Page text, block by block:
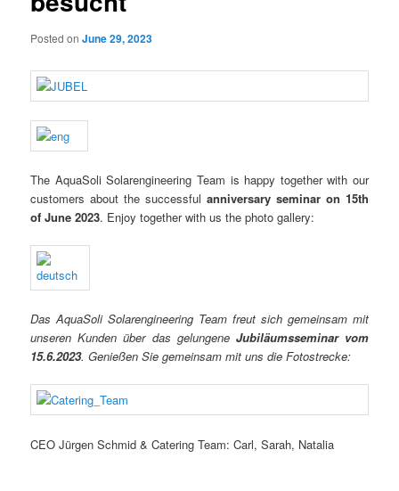
Posted onJune 29, 2023
The AquaSoli Solarengineering Team is happy together with our
customers about the successful anniversary seminar on 15th
of June 2023. Enjoy together with us the photo gallery:
Das AquaSoli Solarengineering Team freut sich gemeinsam mit
unseren Kunden über das gelungene Jubiläumsseminar vom
15.6.2023. Genießen Sie gemeinsam mit uns die Fotostrecke:
CEO Jürgen Schmid & Catering Team: Carl, Sarah, Natalia